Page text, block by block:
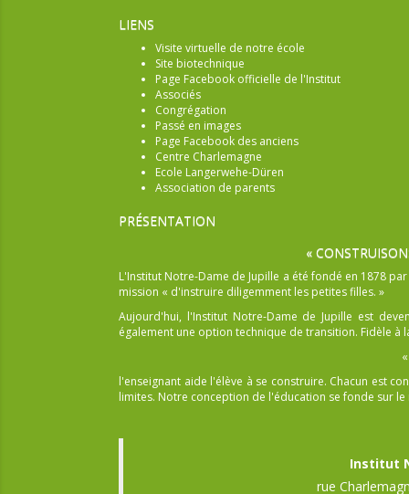
LIENS
Visite virtuelle de notre école
Site biotechnique
Page Facebook officielle de l'Institut
Associés
Congrégation
Passé en images
Page Facebook des anciens
Centre Charlemagne
Ecole Langerwehe-Düren
Association de parents
PRÉSENTATION
«
L'Institut Notre-Dame de Jupille a été fondé en 1878
mission « d'instruire diligemment les petites filles. »
Aujourd'hui, l'Institut Notre-Dame de Jupille est
également une option technique de transition. Fidèle à
l'enseignant aide l'élève à se construire. Chacun est
limites. Notre conception de l'éducation se fonde sur
Institut
rue